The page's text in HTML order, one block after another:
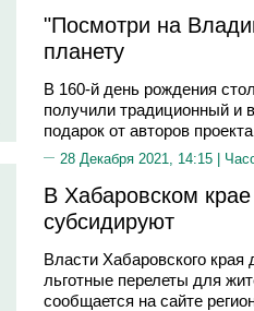
"Посмотри на
планету
В 160-й день рождения
получили традиционный и
подарок от авторов
28 Декабря 2021, 14:15 |
В Хабаровском
субсидируют
Власти Хабаровского
льготные перелеты для
сообщается на сайте